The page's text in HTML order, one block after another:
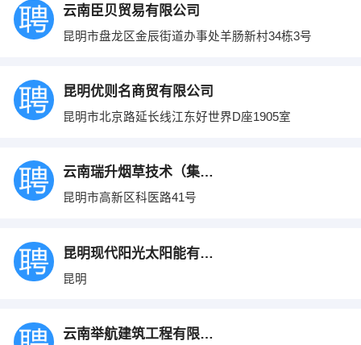
云南臣贝贸易有限公司
昆明市盘龙区金辰街道办事处羊肠新村34栋3号
昆明优则名商贸有限公司
昆明市北京路延长线江东好世界D座1905室
云南瑞升烟草技术（集团）有限公司
昆明市高新区科医路41号
昆明现代阳光太阳能有限公司
昆明
云南举航建筑工程有限公司